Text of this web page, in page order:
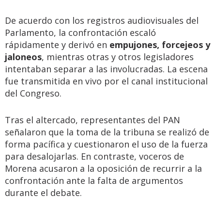
De acuerdo con los registros audiovisuales del
Parlamento, la confrontación escaló
rápidamente y derivó en empujones, forcejeos y
jaloneos, mientras otras y otros legisladores
intentaban separar a las involucradas. La escena
fue transmitida en vivo por el canal institucional
del Congreso.
Tras el altercado, representantes del PAN
señalaron que la toma de la tribuna se realizó de
forma pacífica y cuestionaron el uso de la fuerza
para desalojarlas. En contraste, voceros de
Morena acusaron a la oposición de recurrir a la
confrontación ante la falta de argumentos
durante el debate.